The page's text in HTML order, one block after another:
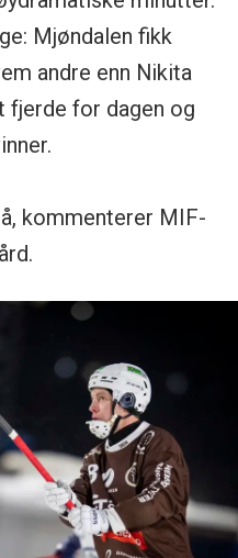
Mjøndalen fikk
andre enn Nikita
fjerde for dagen og
kommenterer MIF-